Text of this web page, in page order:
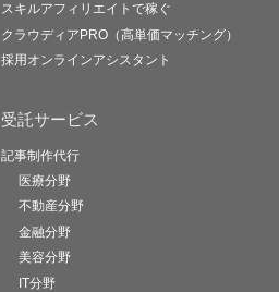
スキルアフィリエイトで稼ぐ
クラウディアPRO（高単価マッチング）
採用オンラインアシスタント
受託サービス
記事制作代行
医療分野
不動産分野
金融分野
美容分野
IT分野